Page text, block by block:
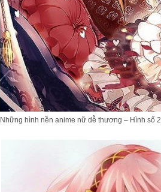
Những hình nền anime nữ dễ thương – Hình số 2